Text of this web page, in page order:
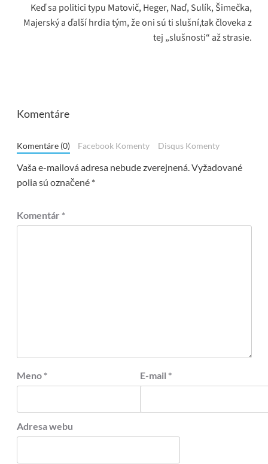
Keď sa politici typu Matovič, Heger, Naď, Sulík, Šimečka,
Majerský a ďalší hrdia tým, že oni sú ti slušní,tak človeka z
tej „slušnosti“ až strasie.
Komentáre
Komentáre (0) Facebook Komenty Disqus Komenty
Vaša e-mailová adresa nebude zverejnená. Vyžadované
polia sú označené *
Komentár *
Meno * E-mail *
Adresa webu